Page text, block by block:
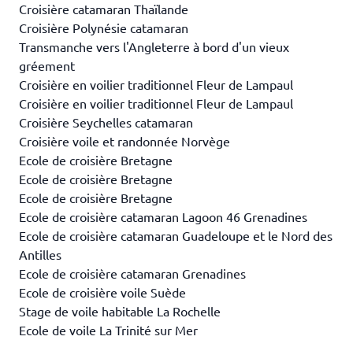
Croisière catamaran Thaïlande
Croisière Polynésie catamaran
Transmanche vers l'Angleterre à bord d'un vieux
gréement
Croisière en voilier traditionnel Fleur de Lampaul
Croisière en voilier traditionnel Fleur de Lampaul
Croisière Seychelles catamaran
Croisière voile et randonnée Norvège
Ecole de croisière Bretagne
Ecole de croisière Bretagne
Ecole de croisière Bretagne
Ecole de croisière catamaran Lagoon 46 Grenadines
Ecole de croisière catamaran Guadeloupe et le Nord des
Antilles
Ecole de croisière catamaran Grenadines
Ecole de croisière voile Suède
Stage de voile habitable La Rochelle
Ecole de voile La Trinité sur Mer